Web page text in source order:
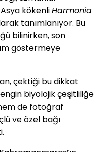
kökenliHarmonia
tanımlanıyor. Bu
bilinirken, son
göstermeye
çektiği bu dikkat
biyolojik çeşitliliğe
de fotoğraf
ve özel bağı